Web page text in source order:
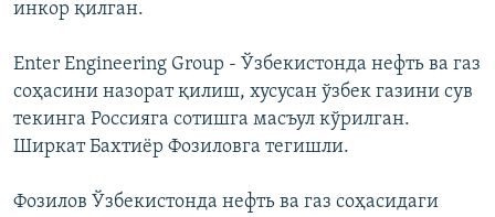
инкор қилган.
Enter Engineering Group - Ўзбекистонда нефть ва газ
соҳасини назорат қилиш, хусусан ўзбек газини сув
текинга Россияга сотишга масъул кўрилган.
Ширкат Бахтиёр Фозиловга тегишли.
Фозилов Ўзбекистонда нефть ва газ соҳасидаги